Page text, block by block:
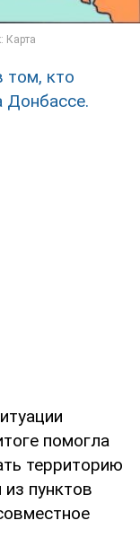
том, кто
Донбассе.
помогла
территорию
пунктов